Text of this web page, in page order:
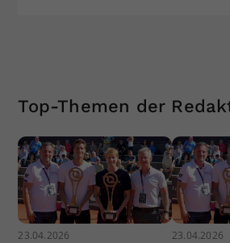
Top-Themen der
23.04.2026 23.04.2026